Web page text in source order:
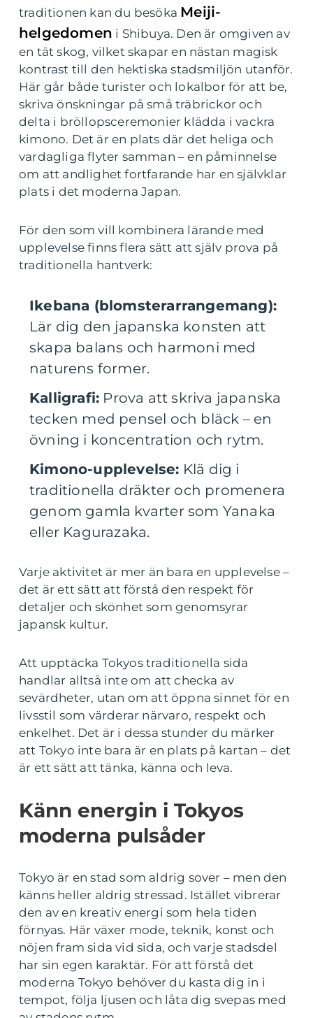
traditionen kan du besöka Meiji-
helgedomen i Shibuya. Den är omgiven av
en tät skog, vilket skapar en nästan magisk
kontrast till den hektiska stadsmiljön utanför.
Här går både turister och lokalbor för att be,
skriva önskningar på små träbrickor och
delta i bröllopsceremonier klädda i vackra
kimono. Det är en plats där det heliga och
vardagliga flyter samman – en påminnelse
om att andlighet fortfarande har en självklar
plats i det moderna Japan.
För den som vill kombinera lärande med
upplevelse finns flera sätt att själv prova på
traditionella hantverk:
Ikebana (blomsterarrangemang):
Lär dig den japanska konsten att
skapa balans och harmoni med
naturens former.
Kalligrafi: Prova att skriva japanska
tecken med pensel och bläck – en
övning i koncentration och rytm.
Kimono-upplevelse: Klä dig i
traditionella dräkter och promenera
genom gamla kvarter som Yanaka
eller Kagurazaka.
Varje aktivitet är mer än bara en upplevelse –
det är ett sätt att förstå den respekt för
detaljer och skönhet som genomsyrar
japansk kultur.
Att upptäcka Tokyos traditionella sida
handlar alltså inte om att checka av
sevärdheter, utan om att öppna sinnet för en
livsstil som värderar närvaro, respekt och
enkelhet. Det är i dessa stunder du märker
att Tokyo inte bara är en plats på kartan – det
är ett sätt att tänka, känna och leva.
Känn energin i Tokyos
moderna pulsåder
Tokyo är en stad som aldrig sover – men den
känns heller aldrig stressad. Istället vibrerar
den av en kreativ energi som hela tiden
förnyas. Här växer mode, teknik, konst och
nöjen fram sida vid sida, och varje stadsdel
har sin egen karaktär. För att förstå det
moderna Tokyo behöver du kasta dig in i
tempot, följa ljusen och låta dig svepas med